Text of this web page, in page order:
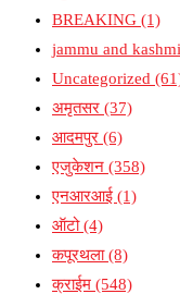
BREAKING (1)
jammu and
Uncategorized
अमृतसर (37)
आदमपुर (6)
एजुकेशन (358)
एनआरआई (1)
ऑटो(4)
कपूरथला(8)
क्राईम (548)